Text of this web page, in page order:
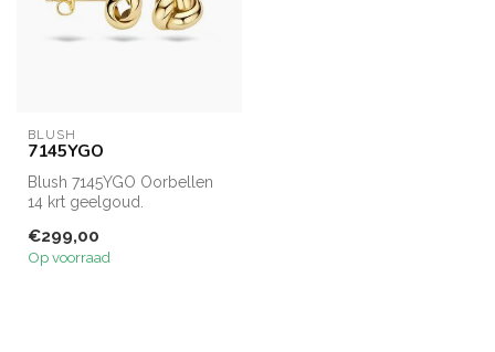
BLUSH
7145YGO
Blush 7145YGO Oorbellen
14 krt geelgoud.
€299,00
Op voorraad